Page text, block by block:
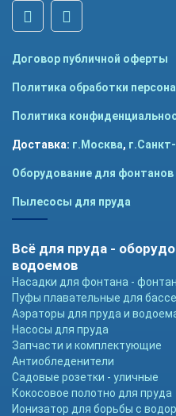
Договор публичной оферты
Политика обработки
Политика
Доставка: г.Москва,
Оборудование для фонтанов
Пылесосы для пруда
Всё для пруда -
водоемов
Насадки для фонтана -
Пуфы плавательные для
Аэраторы для пруда и
Насосы для пруда
Запчасти и комплектующие
Антиобледенители
Садовые розетки - уличные
Кокосовое полотно для пруда
Ионизатор для борьбы с